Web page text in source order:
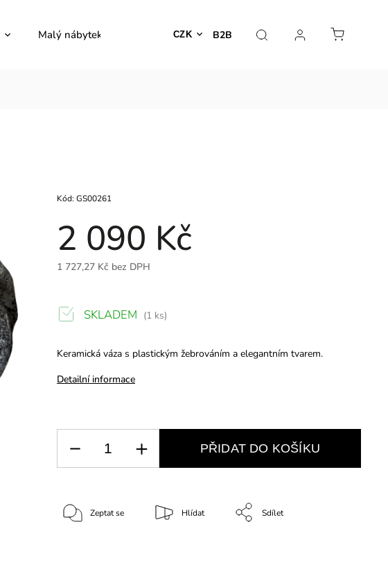
B2B
CZK
Malý nábytek Venkovní nábytek Dekorace
2 090 Kč
1 727,27 Kč bez DPH
Kód: GS00261
Keramická váza s plastickým žebrováním a elegantním tvarem.
Detailní informace
SKLADEM (1 ks)
PŘIDAT DO KOŠÍKU
Zeptat se Hlídat Sdílet